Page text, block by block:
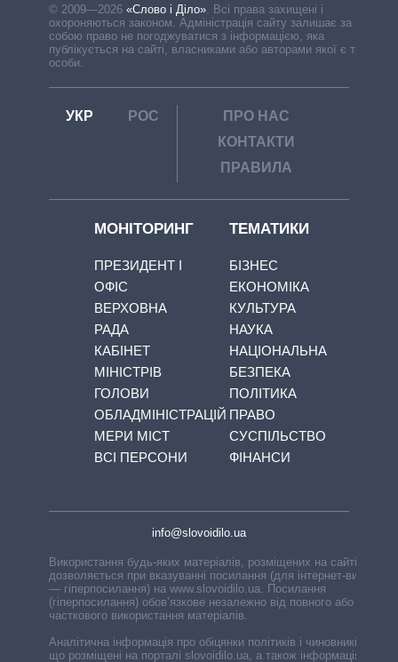
© 2009—2026 «Слово і Діло». Всі права захищені і
охороняються законом. Адміністрація сайту залишає за
собою право не погоджуватися з інформацією, яка
публікується на сайті, власниками або авторами якої є треті
особи.
УКР РОС
ПРО НАС
КОНТАКТИ
ПРАВИЛА
МОНІТОРИНГ
ПРЕЗИДЕНТ І
ОФІС
ВЕРХОВНА
РАДА
КАБІНЕТ
МІНІСТРІВ
ГОЛОВИ
ОБЛАДМІНІСТРАЦІЙ
МЕРИ МІСТ
ВСІ ПЕРСОНИ
ТЕМАТИКИ
БІЗНЕС
ЕКОНОМІКА
КУЛЬТУРА
НАУКА
НАЦІОНАЛЬНА
БЕЗПЕКА
ПОЛІТИКА
ПРАВО
СУСПІЛЬСТВО
ФІНАНСИ
info@slovoidilo.ua
Використання будь-яких матеріалів, розміщених на сайті,
дозволяється при вказуванні посилання (для інтернет-видань
— гіперпосилання) на www.slovoidilo.ua. Посилання
(гіперпосилання) обов’язкове незалежно від повного або
часткового використання матеріалів.
Аналітична інформація про обіцянки політиків і чиновників,
що розміщені на порталі slovoidilo.ua, а також інформація про